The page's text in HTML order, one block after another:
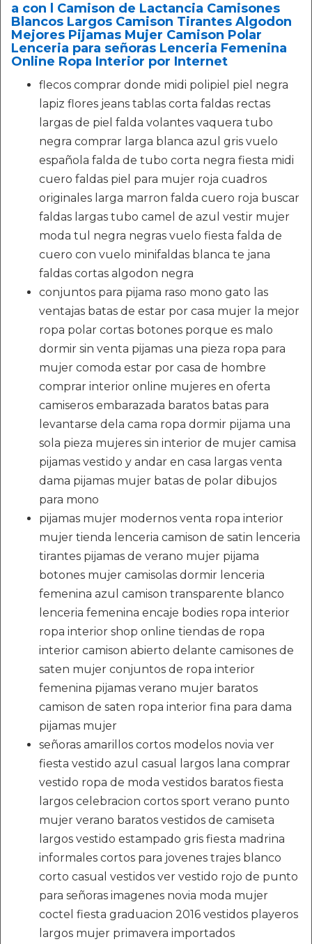
a con l Camison de Lactancia Camisones
Blancos Largos Camison Tirantes Algodon
Mejores Pijamas Mujer Camison Polar
Lenceria para señoras Lenceria Femenina
Online Ropa Interior por Internet
flecos comprar donde midi polipiel piel negra
lapiz flores jeans tablas corta faldas rectas
largas de piel falda volantes vaquera tubo
negra comprar larga blanca azul gris vuelo
española falda de tubo corta negra fiesta midi
cuero faldas piel para mujer roja cuadros
originales larga marron falda cuero roja buscar
faldas largas tubo camel de azul vestir mujer
moda tul negra negras vuelo fiesta falda de
cuero con vuelo minifaldas blanca te jana
faldas cortas algodon negra
conjuntos para pijama raso mono gato las
ventajas batas de estar por casa mujer la mejor
ropa polar cortas botones porque es malo
dormir sin venta pijamas una pieza ropa para
mujer comoda estar por casa de hombre
comprar interior online mujeres en oferta
camiseros embarazada baratos batas para
levantarse dela cama ropa dormir pijama una
sola pieza mujeres sin interior de mujer camisa
pijamas vestido y andar en casa largas venta
dama pijamas mujer batas de polar dibujos
para mono
pijamas mujer modernos venta ropa interior
mujer tienda lenceria camison de satin lenceria
tirantes pijamas de verano mujer pijama
botones mujer camisolas dormir lenceria
femenina azul camison transparente blanco
lenceria femenina encaje bodies ropa interior
ropa interior shop online tiendas de ropa
interior camison abierto delante camisones de
saten mujer conjuntos de ropa interior
femenina pijamas verano mujer baratos
camison de saten ropa interior fina para dama
pijamas mujer
señoras amarillos cortos modelos novia ver
fiesta vestido azul casual largos lana comprar
vestido ropa de moda vestidos baratos fiesta
largos celebracion cortos sport verano punto
mujer verano baratos vestidos de camiseta
largos vestido estampado gris fiesta madrina
informales cortos para jovenes trajes blanco
corto casual vestidos ver vestido rojo de punto
para señoras imagenes novia moda mujer
coctel fiesta graduacion 2016 vestidos playeros
largos mujer primavera importados